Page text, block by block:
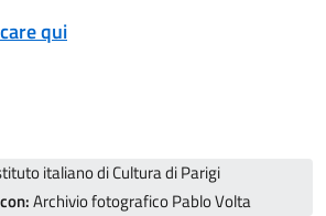
qui
italiano di Cultura di Parigi
Archivio fotografico Pablo Volta